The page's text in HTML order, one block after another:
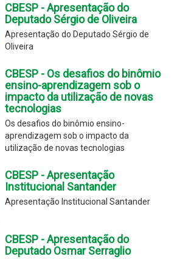
CBESP - Apresentação do
Deputado Sérgio de Oliveira
Apresentação do Deputado Sérgio de
Oliveira
CBESP - Os desafios do binômio
ensino-aprendizagem sob o
impacto da utilização de novas
tecnologias
Os desafios do binômio ensino-
aprendizagem sob o impacto da
utilização de novas tecnologias
CBESP - Apresentação
Institucional Santander
Apresentação Institucional Santander
CBESP - Apresentação do
Deputado Osmar Serraglio